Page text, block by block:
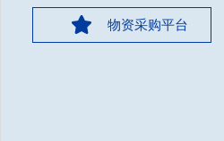
物资采购平台